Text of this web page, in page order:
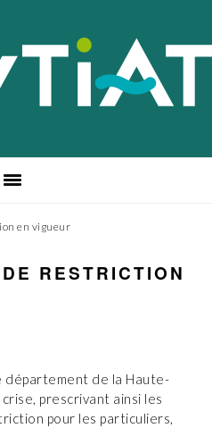
en vigueur
RESTRICTION
département de la Haute-
prescrivant ainsi les
pour les particuliers,